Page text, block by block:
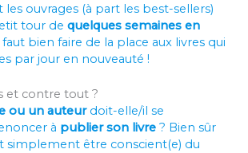
les ouvrages (à part les best-sellers)
tour dequelques semaines en
faut bien faire de la place aux livres qui
par jour en nouveauté !
et contre tout ?
ou un auteurdoit-elle/il se
à publier son livre? Bien sûr
simplement être conscient(e) du